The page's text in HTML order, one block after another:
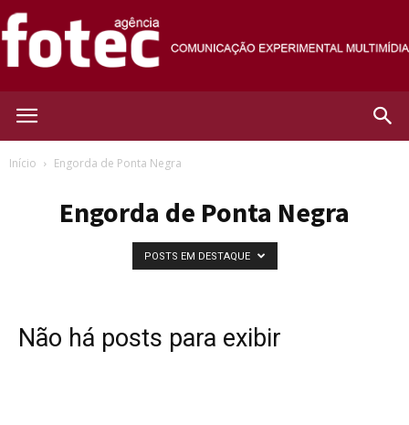
Fotec
Início Engorda de Ponta Negra
Engorda de Ponta Negra
POSTS EM DESTAQUE
Não há posts para exibir